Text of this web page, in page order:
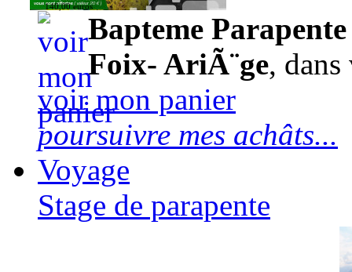
140,00 euros
Bapteme
Foix- AriÃ¨ge,
voir mon panier
poursuivre mes achâts...
Voyage
Stage de parapente